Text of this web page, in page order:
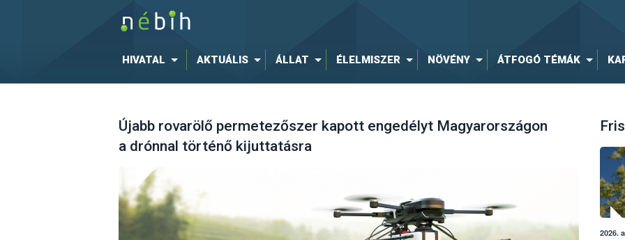
HIVATAL AKTUÁLIS ÁLLAT ÉLELMISZER NÖVÉNY ÁTFOGÓ TÉMÁK
Újabb rovarölő permetezőszer kapott engedélyt Magyarországon
a drónnal történő kijuttatásra
2026.